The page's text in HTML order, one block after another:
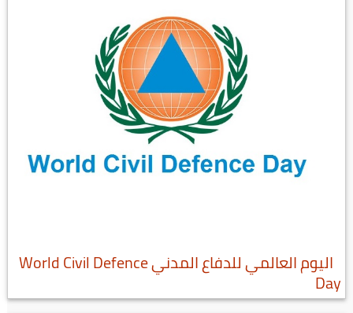
اليوم العالمي للدفاع المدني World Civil Defence
Day